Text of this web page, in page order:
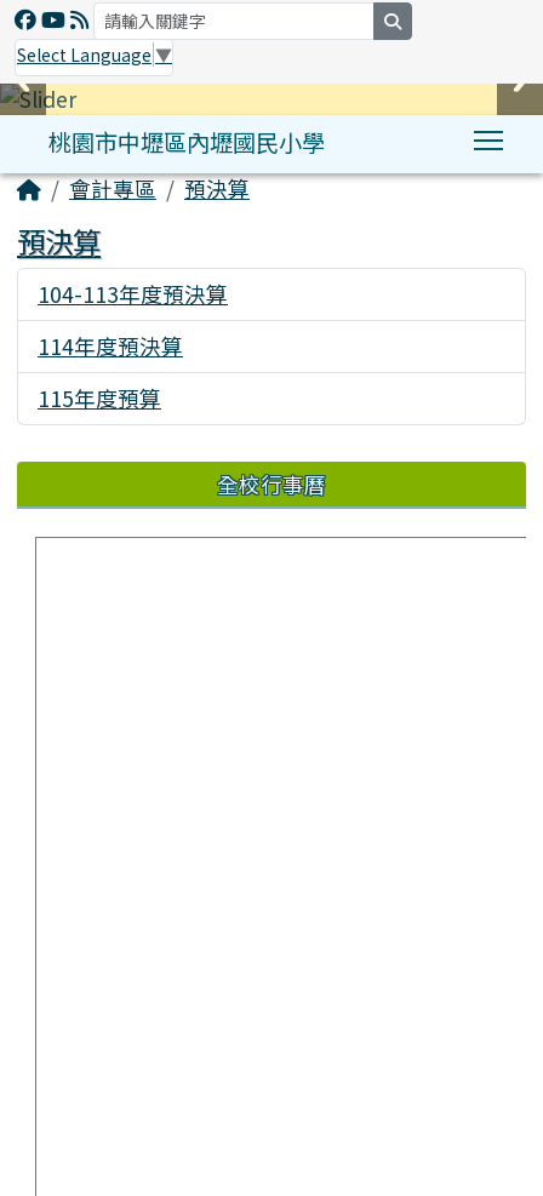
Select Language ▼
桃園市中壢區內壢國民小學
::: 會計專區 預決算
預決算
104-113年度預決算
114年度預決算
115年度預算
全校行事曆